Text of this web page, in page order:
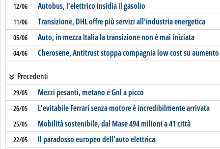
12/06 Autobus, l’elettrico insidia il gasolio
11/06 Transizione, DHL offre più servizi all’industria energetica
05/06 Auto, in mezza Italia la transizione non è mai iniziata
04/06 Cherosene, Antitrust stoppa compagnia low cost su
Precedenti
29/05 Mezzi pesanti, metano e Gnl a picco
26/05 L’evitabile Ferrari senza motore è incredibilmente arrivata
25/05 Mobilità sostenibile, dal Mase 494 milioni a 41 città
22/05 Il paradosso europeo dell'auto elettrica